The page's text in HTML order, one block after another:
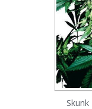
Skunk